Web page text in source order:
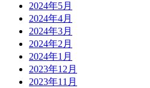
2024年5月
2024年4月
2024年3月
2024年2月
2024年1月
2023年12月
2023年11月